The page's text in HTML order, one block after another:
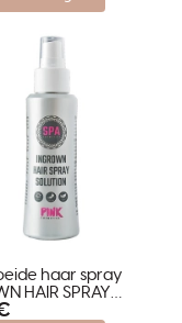
haar spray
HAIR SPRAY